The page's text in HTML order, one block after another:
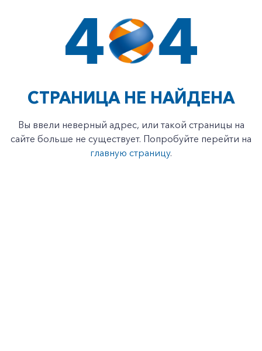
СТРАНИЦА НЕ НАЙДЕНА
Вы ввели неверный адрес, или такой страницы на
сайте больше не существует. Попробуйте перейти на
главную страницу.